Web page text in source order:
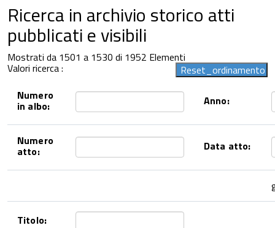
Ricerca in archivio storico atti
pubblicati e visibili
Mostrati da 1501 a 1530 di 1952 Elementi
Valori ricerca :
Numero
in albo: Anno:
Numero
atto: Data atto:
Titolo: